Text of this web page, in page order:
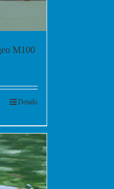
M100
Details